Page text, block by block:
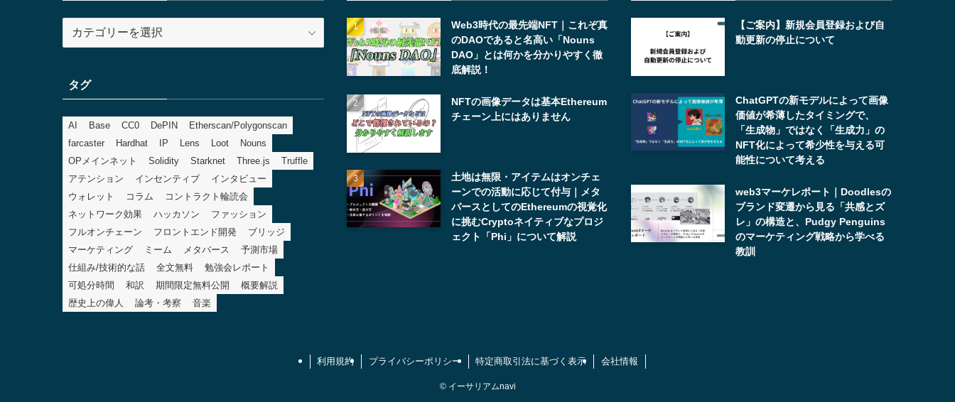
テ
リ
ー
タグ
AI Base CC0 DePIN
Etherscan/Polygonscan
farcaster
Hardhat IP Lens Loot
Nouns
OPメインネット
Solidity Starknet Three.js
Truffle
アテンション
インセンティブ
インタビュー
ウォレット
コラム
コントラクト輪読会
ネットワーク効果
ハッカソン
ファッション
フルオンチェーン
フロントエンド開発
ブリッジ
マーケティング
ミーム メタバース
予測市場
仕組み/技術的な話
全文無料
勉強会レポート
可処分時間
和訳 期間限定無料公開
概要解説
歴史上の偉人
論考・考察 音楽
Web3時代の最先端NFT｜これぞ真
のDAOであると名高い「Nouns
DAO」とは何かを分かりやすく徹
底解説！
NFTの画像データは基本Ethereum
チェーン上にはありません
土地は無限・アイテムはオンチェ
ーンでの活動に応じて付与｜メタ
バースとしてのEthereumの視覚化
に挑むCryptoネイティブなプロジ
ェクト「Phi」について解説
【ご案内】新規会員登録および自
動更新の停止について
ChatGPTの新モデルによって画像
価値が希薄したタイミングで、
「生成物」ではなく「生成力」の
NFT化によって希少性を与える可
能性について考える
web3マーケレポート｜Doodlesの
ブランド変遷から見る「共感とズ
レ」の構造と、Pudgy Penguins
のマーケティング戦略から学べる
教訓
利用規約 プライバシーポリシー 特定商取引法に基づく表示 会社情報
©イーサリアムnavi